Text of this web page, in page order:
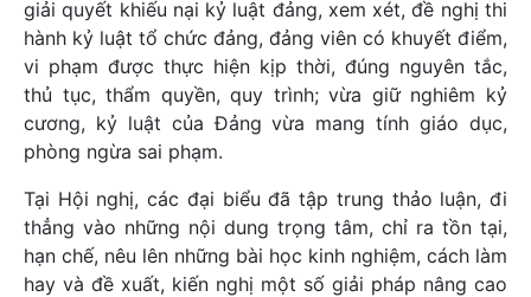
giải quyết khiếu nại kỷ luật đảng, xem xét, đề nghị thi
hành kỷ luật tổ chức đảng, đảng viên có khuyết điểm,
vi phạm được thực hiện kịp thời, đúng nguyên tắc,
thủ tục, thẩm quyền, quy trình; vừa giữ nghiêm kỷ
cương, kỷ luật của Đảng vừa mang tính giáo dục,
phòng ngừa sai phạm.
Tại Hội nghị, các đại biểu đã tập trung thảo luận, đi
thẳng vào những nội dung trọng tâm, chỉ ra tồn tại,
hạn chế, nêu lên những bài học kinh nghiệm, cách làm
hay và đề xuất, kiến nghị một số giải pháp nâng cao